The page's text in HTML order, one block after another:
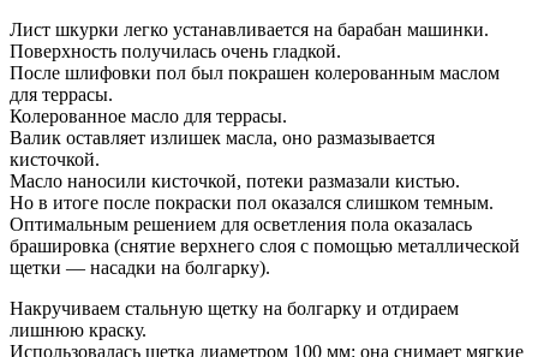
Лист шкурки легко устанавливается на барабан машинки.
Поверхность получилась очень гладкой.
После шлифовки пол был покрашен колерованным маслом
для террасы.
Колерованное масло для террасы.
Валик оставляет излишек масла, оно размазывается
кисточкой.
Масло наносили кисточкой, потеки размазали кистью.
Но в итоге после покраски пол оказался слишком темным.
Оптимальным решением для осветления пола оказалась
брашировка (снятие верхнего слоя с помощью металлической
щетки — насадки на болгарку).
Накручиваем стальную щетку на болгарку и отдираем
лишнюю краску.
Использовалась щетка диаметром 100 мм: она снимает мягкие